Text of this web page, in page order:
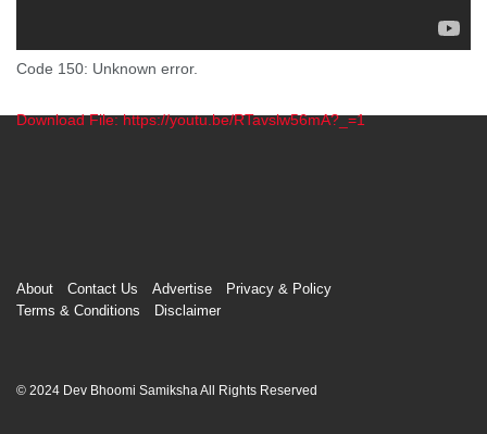
Code 150: Unknown error.
Download File: https://youtu.be/RTavslw56mA?_=1
About Contact Us Advertise
Privacy & Policy
Terms & Conditions
Disclaimer
© 2024 Dev Bhoomi Samiksha All Rights Reserved